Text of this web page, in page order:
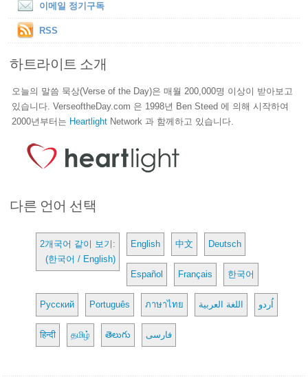
이메일 정기구독
RSS
하트라이트 소개
오늘의 말씀 묵상(Verse of the Day)은 매월 200,000명 이상이 받아보고
있습니다. VerseoftheDay.com 은 1998년 Ben Steed 에 의해 시작하여
2000년부터는 Heartlight Network 과 함께하고 있습니다.
다른 언어 선택
2개국어 같이 보기:
(한국어 / English)
English 中文 Deutsch
Español Français 한국어
Русский Português ภาษาไทย اللغة العربية اُردو
हिन्दी தமிழ் తెలుగు فارسی